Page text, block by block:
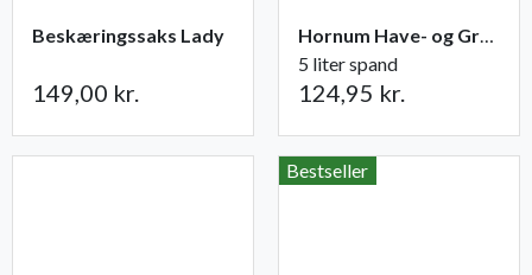
Beskæringssaks Lady
149,00 kr.
Hornum Have- og Grøntsagsgødning NPK 9-2-5
5 liter spand
124,95 kr.
Bestseller